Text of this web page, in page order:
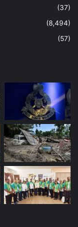
(37)
(8,494)
(57)